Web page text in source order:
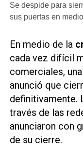
Se despide para
sus puertas en
En medio de la
cada vez difícil
comerciales, una
anunció que
definitivamente.
través de las
anunciaron con
de su cierre.